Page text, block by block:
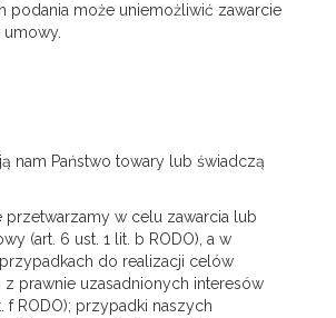
podania może uniemożliwić zawarcie
umowy.
nam Państwo towary lub świadczą
przetwarzamy w celu zawarcia lub
(art. 6 ust. 1 lit. b RODO), a w
do realizacji celów
z prawnie uzasadnionych interesów
f RODO); przypadki naszych